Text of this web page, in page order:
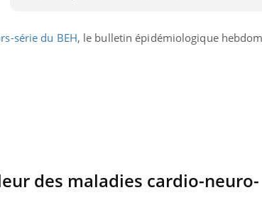
série du BEH, le bulletin épidémiologique
des maladies cardio-neuro-
lecture ?